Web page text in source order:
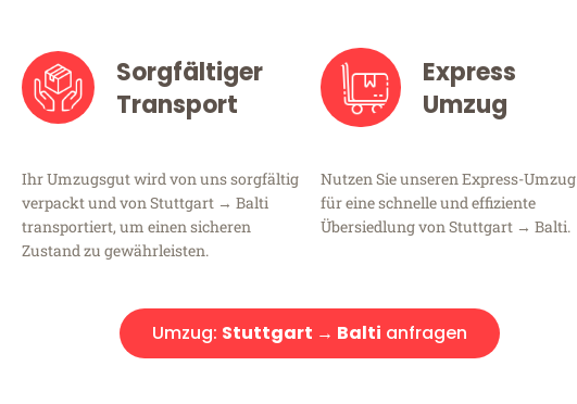
Sorgfältiger
Transport
Ihr Umzugsgut wird von uns sorgfältig
verpackt und von Stuttgart → Balti
transportiert, um einen sicheren
Zustand zu gewährleisten.
Express
Umzug
Nutzen Sie unseren Express-Umzug
für eine schnelle und effiziente
Übersiedlung von Stuttgart → Balti.
Umzug: Stuttgart → Balti anfragen